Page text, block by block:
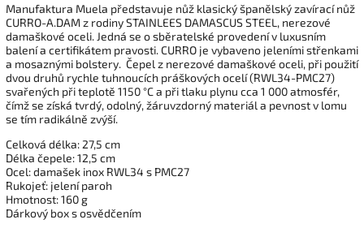
Manufaktura Muela představuje nůž klasický španělský zavírací nůž
CURRO-A.DAM z rodiny STAINLEES DAMASCUS STEEL, nerezové
damaškové oceli. Jedná se o sběratelské provedení v luxusním
balení a certifikátem pravosti. CURRO je vybaveno jeleními střenkami
a mosaznými bolstery. Čepel z nerezové damaškové oceli, při použití
dvou druhů rychle tuhnoucích práškových ocelí (RWL34-PMC27)
svařených při teplotě 1150 °C a při tlaku plynu cca 1 000 atmosfér,
čímž se získá tvrdý, odolný, žáruvzdorný materiál a pevnost v lomu
se tím radikálně zvýší.
Celková délka: 27,5 cm
Délka čepele: 12,5 cm
Ocel: damašek inox RWL34 s PMC27
Rukojeť: jelení paroh
Hmotnost: 160 g
Dárkový box s osvědčením